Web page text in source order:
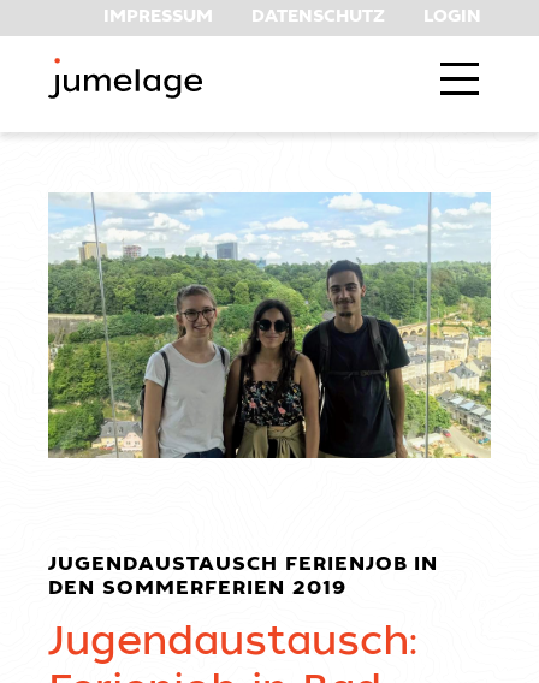
IMPRESSUM DATENSCHUTZ LOGIN
JUGENDAUSTAUSCH FERIENJOB IN
DEN SOMMERFERIEN 2019
Jugendaustausch: